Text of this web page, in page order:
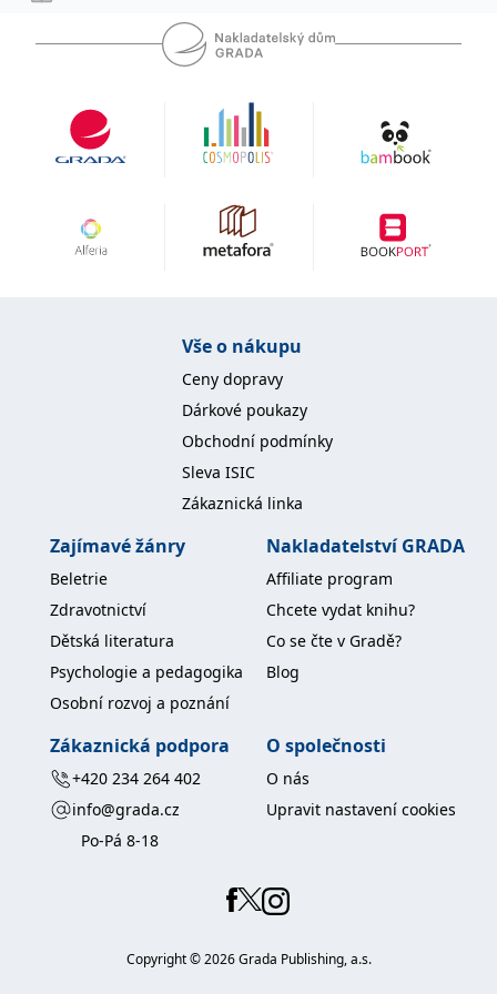
Vše o nákupu
Ceny dopravy
Dárkové poukazy
Obchodní podmínky
Sleva ISIC
Zákaznická linka
Zajímavé žánry
Beletrie
Zdravotnictví
Dětská literatura
Psychologie a pedagogika
Osobní rozvoj a poznání
Nakladatelství GRADA
Affiliate program
Chcete vydat knihu?
Co se čte v Gradě?
Blog
Zákaznická podpora
+420 234 264 402
info@grada.cz
Po-Pá 8-18
O společnosti
O nás
Upravit nastavení cookies
Copyright ©2026Grada Publishing, a.s.
Google LLC
.doubleclick.net
1 rok
Tento soubor cookie
nastavuje společnost
jakoukoli reklamu,
kterou koncový uživatel
mohl vidět před
2 měsíce
Tento soubor cookie
poskytuje jednoznačně
přiřazené strojově